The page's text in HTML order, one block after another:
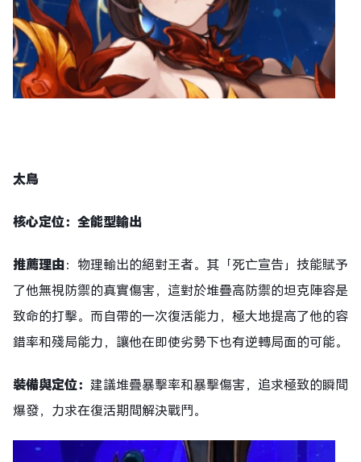
太鳥
核心定位：全能型輸出
推薦理由：物理輸出的絕對王者。其「死亡宣告」技能賦予
了他無視防禦的真實傷害，這對於堆疊高防禦的坦克陣容是
致命的打擊。而自帶的一次復活能力，極大地提高了他的容
錯率和殘局能力，讓他在即使劣勢下也有逆轉局面的可能。
裝備與定位： 建議堆疊暴擊率和暴擊傷害，追求極致的瞬間
爆發，力求在復活期間解決戰鬥。